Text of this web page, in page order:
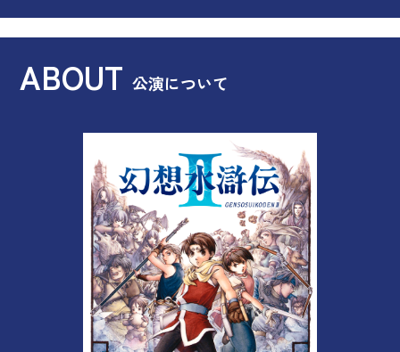
ABOUT公演について